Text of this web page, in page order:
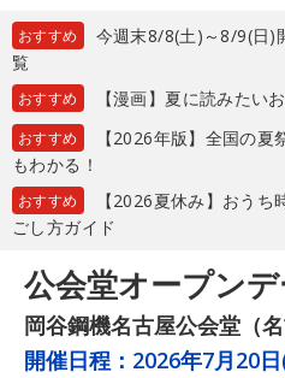
おすすめ
今週末8/8(土)～8/9(日)
覧
おすすめ 【漫画】夏に読みたい
おすすめ
【2026年版】全国の
もわかる！
おすすめ
【2026夏休み】おう
ごし方ガイド
公会堂オープン
岡谷鋼機名古屋公会堂（名
開催日程： 2026年7月20